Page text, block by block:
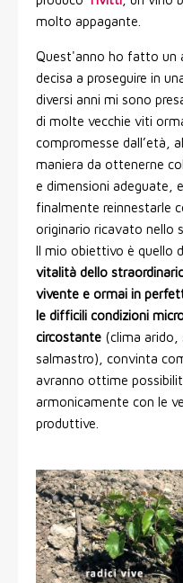
molto appagante.
Quest'anno ho fatto un
decisa a proseguire in
diversi anni mi sono
di molte vecchie viti
compromesse dall’età,
maniera da ottenerne
e dimensioni adeguate,
finalmente reinnestarle
originario ricavato nello
Il mio obiettivo è quello
vitalità dello
vivente e ormai in
le difficili condizioni
circostante (clima arido,
salmastro), convinta
avranno ottime
armonicamente con le
produttive.